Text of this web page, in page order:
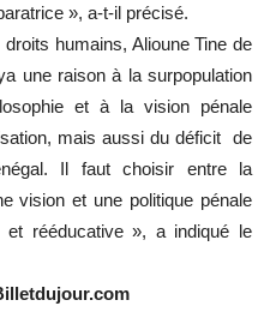
», a-t-il précisé.
humains, Alioune Tine de
une raison à la surpopulation
et à la vision pénale
mais aussi du déficit de
Il faut choisir entre la
vision et une politique pénale
et rééducative », a indiqué le